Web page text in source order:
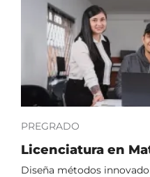
PREGRADO
Licenciatura en
Diseña métodos